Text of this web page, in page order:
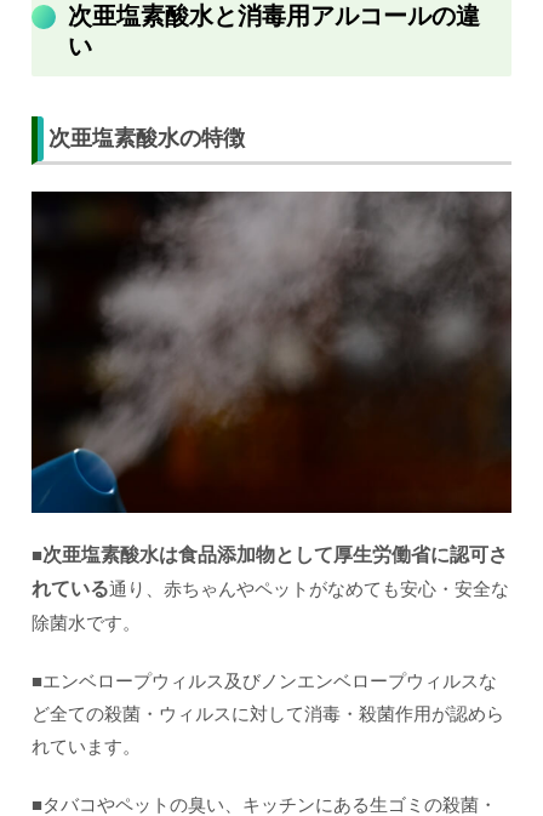
次亜塩素酸水と消毒用アルコールの違
い
次亜塩素酸水の特徴
■次亜塩素酸水は食品添加物として厚生労働省に認可さ
れている通り、赤ちゃんやペットがなめても安心・安全な
除菌水です。
■エンベロープウィルス及びノンエンベロープウィルスな
ど全ての殺菌・ウィルスに対して消毒・殺菌作用が認めら
れています。
■タバコやペットの臭い、キッチンにある生ゴミの殺菌・